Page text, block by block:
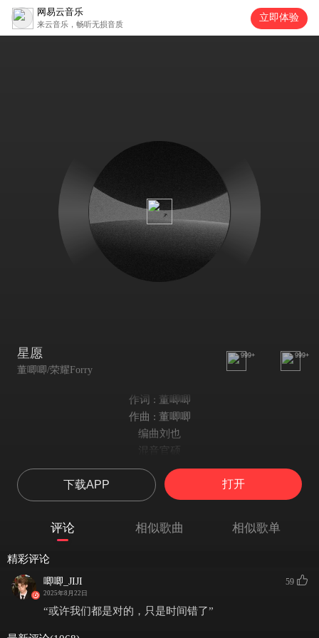
网易云音乐
来云音乐，畅听无损音质
立即体验
星愿
董唧唧/荣耀Forry
999+ 999+
作词 : 董唧唧
作曲 : 董唧唧
编曲刘也
混音官硕
制作出品无线魔方
你看我们俩好像两颗不该交汇的行星
碰撞在天际
还算不算幸运
冻结的回忆
下载APP 打开
评论 相似歌曲 相似歌单
精彩评论
唧唧_JIJI
2025年8月22日
59
“或许我们都是对的，只是时间错了”